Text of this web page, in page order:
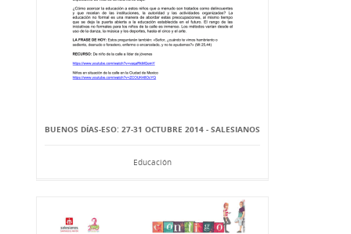
BUENOS DÍAS-ESO: 27-31 OCTUBRE 2014 - SALESIANOS
Educación